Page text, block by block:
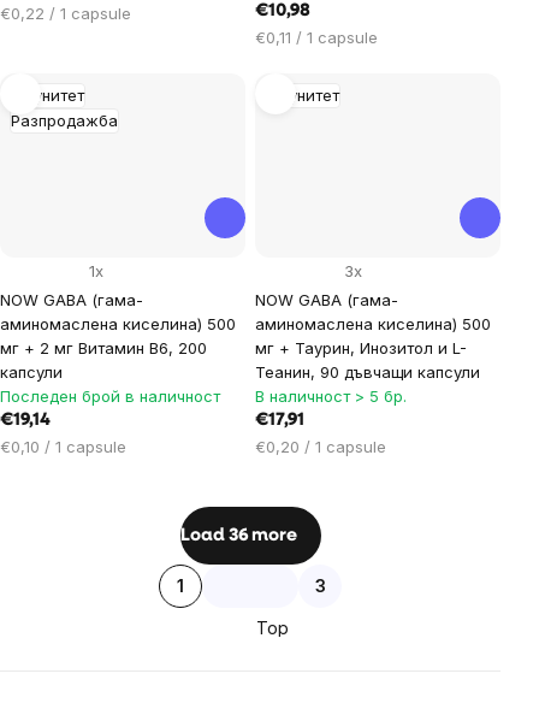
Цена
€0,22 / 1 capsule €10,98
Цена
мярка:
€0,11 / 1 capsule
Имунитет
Разпродажба
NOW GABA (гама-
аминомаслена киселина) 500
мг + 2 мг Витамин B6, 200
капсули
1x
Последен брой в наличност
€19,14
Цена
€0,10 / 1 capsule
Имунитет
NOW GABA (гама-
аминомаслена киселина) 500
мг + Таурин, Инозитол и L-
Теанин, 90 дъвчащи капсули
3x
В наличност > 5 бр.
€17,91
Цена
€0,20 / 1 capsule
Listing
controls
Load 36 more
Pagination
1 3
Top